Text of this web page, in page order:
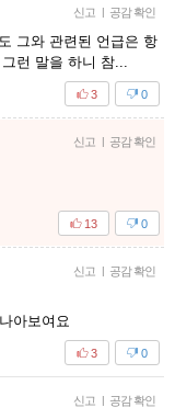
신고 | 공감 확인
그와 관련된 언급은 항
런 말을 하니 참...
0
3
신고 | 공감 확인
0
13
신고 | 공감 확인
아보여요
0
3
신고 | 공감 확인